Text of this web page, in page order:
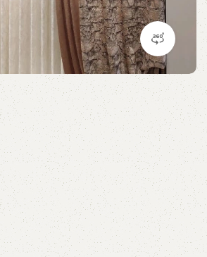
مشاهده 360 درجه